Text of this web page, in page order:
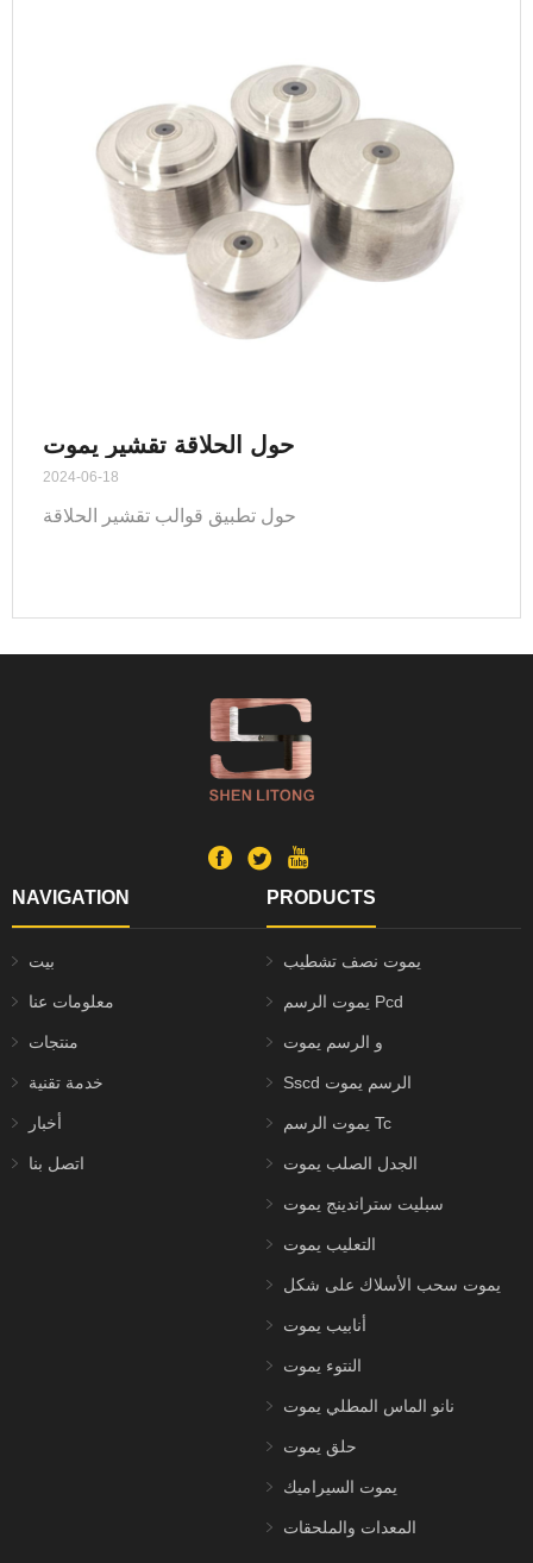
حول الحلاقة تقشير يموت
2024-06-18
حول تطبيق قوالب تقشير الحلاقة
NAVIGATION
بيت
معلومات عنا
منتجات
خدمة تقنية
أخبار
اتصل بنا
PRODUCTS
يموت نصف تشطيب
يموت الرسم Pcd
و الرسم يموت
Sscd الرسم يموت
يموت الرسم Tc
الجدل الصلب يموت
سبليت ستراندينج يموت
التعليب يموت
يموت سحب الأسلاك على شكل
أنابيب يموت
النتوء يموت
نانو الماس المطلي يموت
حلق يموت
يموت السيراميك
المعدات والملحقات